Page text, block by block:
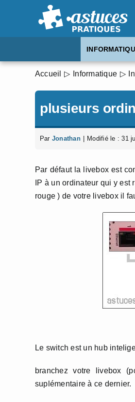
Accueil Informatique
plusieurs
Par Jonathan Modifié le : 31
Par défaut la livebox est
IP à un ordinateur qui y
rouge ) de votre livebox il
Le switch est un hub
branchez votre livebox
suplémentaire à ce dernier.